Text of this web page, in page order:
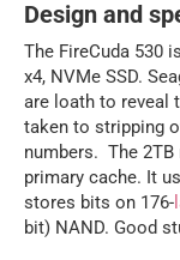
Design and
The FireCuda 530
x4, NVMe SSD.
are loath to reveal
taken to stripping
numbers. The 2TB
primary cache. It
stores bits on 176-
bit) NAND. Good